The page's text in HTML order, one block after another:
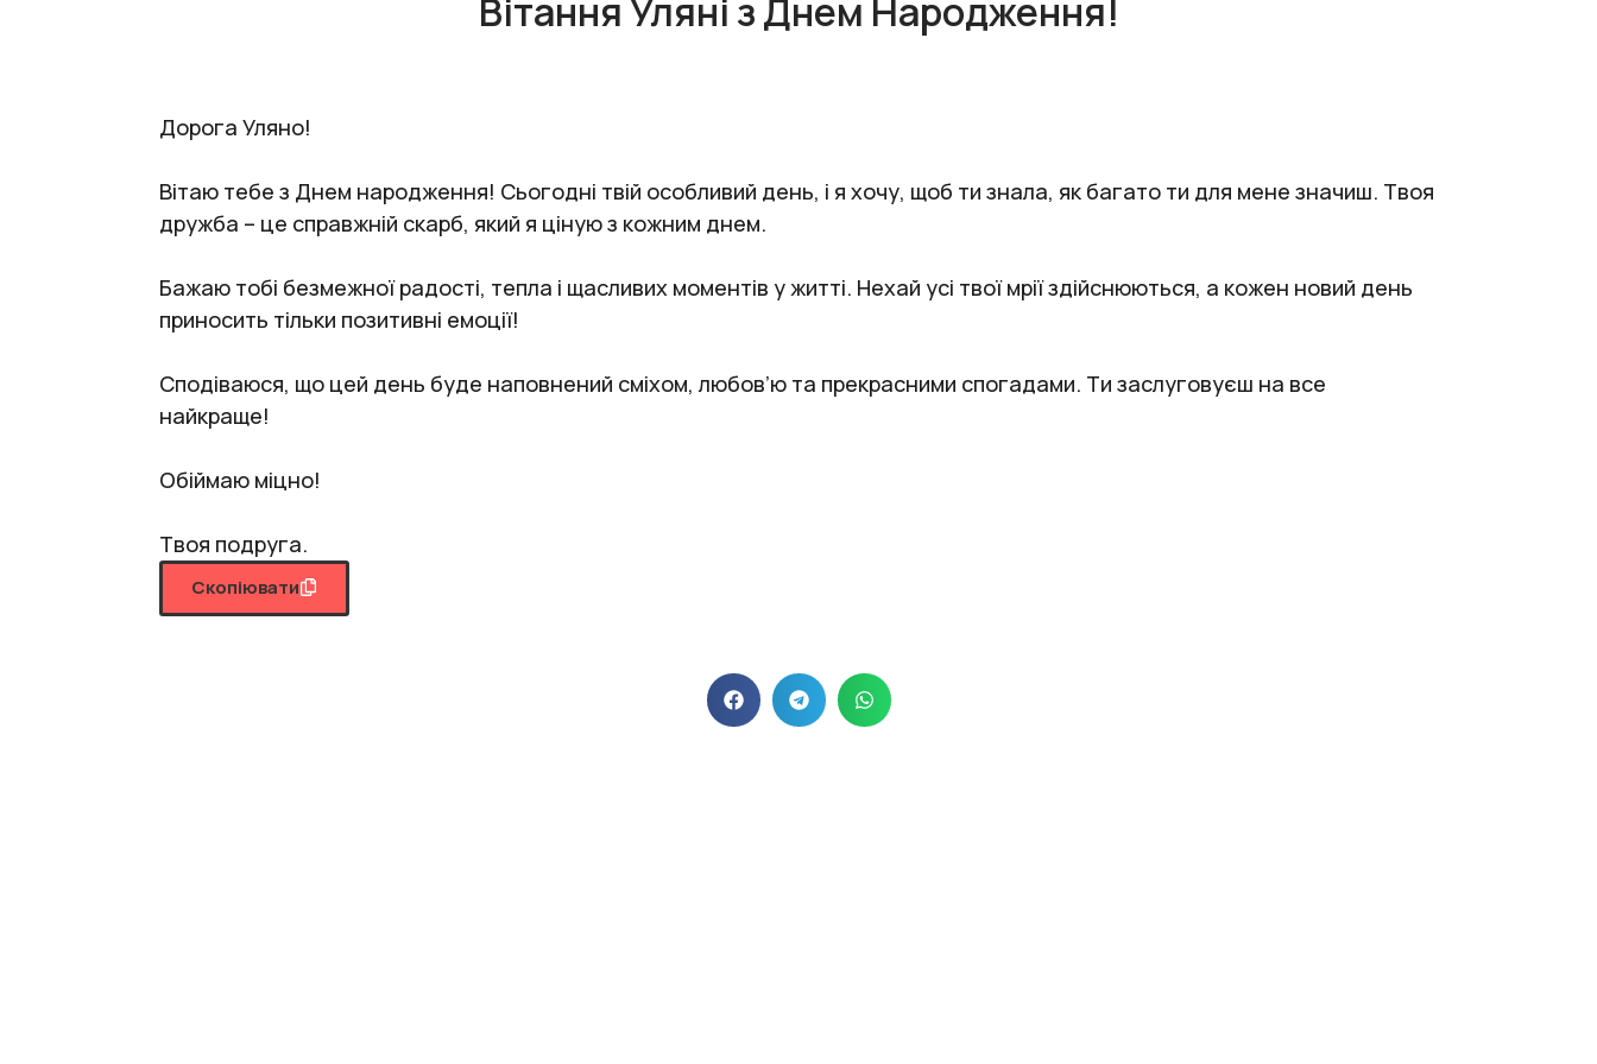
Вітання Уляні з Днем Народження!
Дорога Уляно!
Вітаю тебе з Днем народження! Сьогодні твій особливий день, і я хочу, щоб ти знала, як багато ти для мене значиш. Твоя
дружба – це справжній скарб, який я ціную з кожним днем.
Бажаю тобі безмежної радості, тепла і щасливих моментів у житті. Нехай усі твої мрії здійснюються, а кожен новий день
приносить тільки позитивні емоції!
Сподіваюся, що цей день буде наповнений сміхом, любов’ю та прекрасними спогадами. Ти заслуговуєш на все
найкраще!
Обіймаю міцно!
Твоя подруга.
Скопіювати